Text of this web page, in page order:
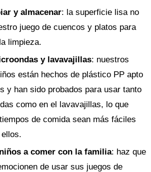
y almacenar: la superficie lisa no
juego de cuencos y platos para
limpieza.
y lavavajillas: nuestros
están hechos de plástico PP apto
y han sido probados para usar tanto
como en el lavavajillas, lo que
de comida sean más fáciles
a comer con la familia: haz que
de usar sus juegos de